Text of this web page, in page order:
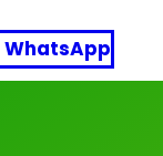
WhatsApp